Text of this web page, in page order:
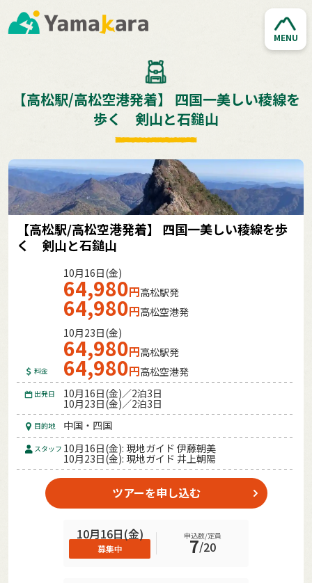
MENU
【高松駅/高松空港発着】 四国一美しい稜線を
歩く 剣山と石鎚山
【高松駅/高松空港発着】 四国一美しい稜線を歩
く 剣山と石鎚山
料金
10月16日(金)
64,980円高松駅発
64,980円高松空港発
10月23日(金)
64,980円高松駅発
64,980円高松空港発
出発日 10月16日(金)／2泊3日
10月23日(金)／2泊3日
目的地 中国・四国
スタッフ 10月16日(金): 現地ガイド 伊藤朝美
10月23日(金): 現地ガイド 井上朝陽
ツアーを申し込む
10月16日(金)
募集中
申込数/定員
7/20